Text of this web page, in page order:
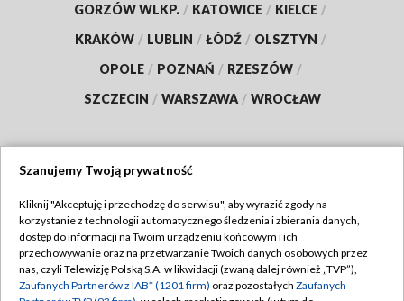
GORZÓW WLKP. / KATOWICE / KIELCE /
KRAKÓW / LUBLIN / ŁÓDŹ / OLSZTYN /
OPOLE / POZNAŃ / RZESZÓW /
SZCZECIN / WARSZAWA / WROCŁAW
TVP
Abonament TVP
Emisja w TVP
Regulamin TVP
Polityka prywatności
Szanujemy Twoją prywatność
Kliknij "Akceptuję i przechodzę do serwisu", aby wyrazić zgody na
korzystanie z technologii automatycznego śledzenia i zbierania danych,
dostęp do informacji na Twoim urządzeniu końcowym i ich
przechowywanie oraz na przetwarzanie Twoich danych osobowych przez
nas, czyli Telewizję Polską S.A. w likwidacji (zwaną dalej również „TVP”),
Zaufanych Partnerów z IAB* (1201 firm) oraz pozostałych Zaufanych